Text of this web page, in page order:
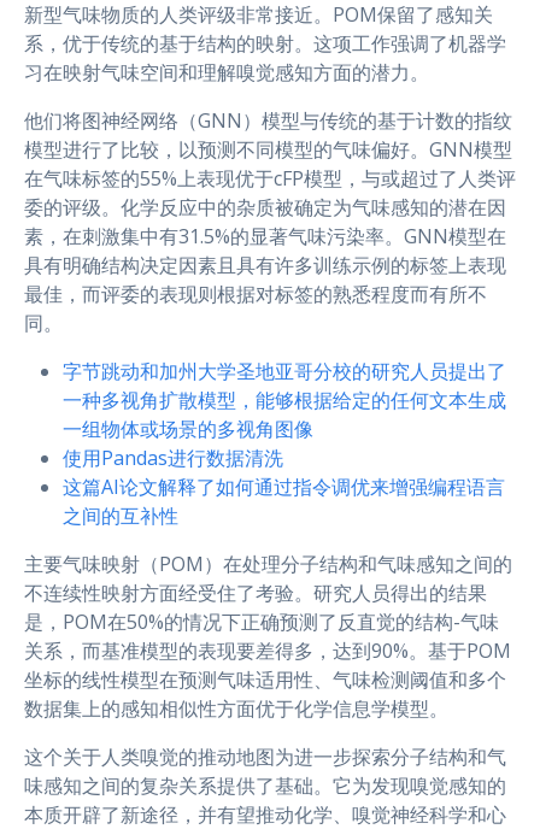
新型气味物质的人类评级非常接近。POM保留了感知关
系，优于传统的基于结构的映射。这项工作强调了机器学
习在映射气味空间和理解嗅觉感知方面的潜力。
他们将图神经网络（GNN）模型与传统的基于计数的指纹
模型进行了比较，以预测不同模型的气味偏好。GNN模型
在气味标签的55%上表现优于cFP模型，与或超过了人类评
委的评级。化学反应中的杂质被确定为气味感知的潜在因
素，在刺激集中有31.5%的显著气味污染率。GNN模型在
具有明确结构决定因素且具有许多训练示例的标签上表现
最佳，而评委的表现则根据对标签的熟悉程度而有所不
同。
字节跳动和加州大学圣地亚哥分校的研究人员提出了
一种多视角扩散模型，能够根据给定的任何文本生成
一组物体或场景的多视角图像
使用Pandas进行数据清洗
这篇AI论文解释了如何通过指令调优来增强编程语言
之间的互补性
主要气味映射（POM）在处理分子结构和气味感知之间的
不连续性映射方面经受住了考验。研究人员得出的结果
是，POM在50%的情况下正确预测了反直觉的结构-气味
关系，而基准模型的表现要差得多，达到90%。基于POM
坐标的线性模型在预测气味适用性、气味检测阈值和多个
数据集上的感知相似性方面优于化学信息学模型。
这个关于人类嗅觉的推动地图为进一步探索分子结构和气
味感知之间的复杂关系提供了基础。它为发现嗅觉感知的
本质开辟了新途径，并有望推动化学、嗅觉神经科学和心